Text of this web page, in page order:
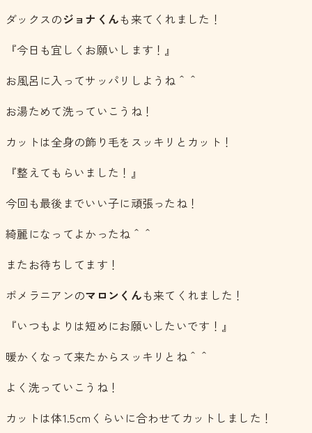
ダックスのジョナくんも来てくれました！
『今日も宜しくお願いします！』
お風呂に入ってサッパリしようね＾＾
お湯ためて洗っていこうね！
カットは全身の飾り毛をスッキリとカット！
『整えてもらいました！』
今回も最後までいい子に頑張ったね！
綺麗になってよかったね＾＾
またお待ちしてます！
ポメラニアンのマロンくんも来てくれました！
『いつもよりは短めにお願いしたいです！』
暖かくなって来たからスッキリとね＾＾
よく洗っていこうね！
カットは体1.5cmくらいに合わせてカットしました！